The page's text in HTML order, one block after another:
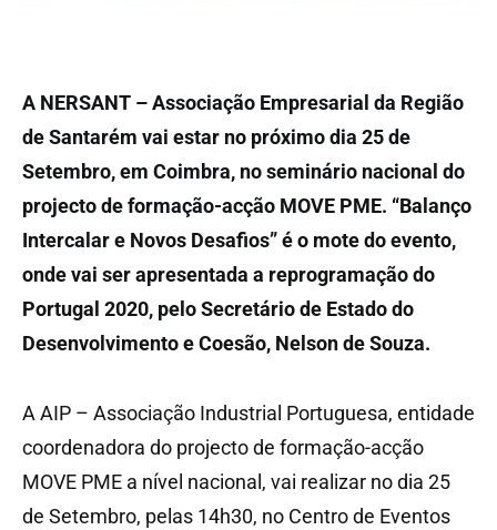
A NERSANT – Associação Empresarial da Região
de Santarém vai estar no próximo dia 25 de
Setembro, em Coimbra, no seminário nacional do
projecto de formação-acção MOVE PME. “Balanço
Intercalar e Novos Desafios” é o mote do evento,
onde vai ser apresentada a reprogramação do
Portugal 2020, pelo Secretário de Estado do
Desenvolvimento e Coesão, Nelson de Souza.
A AIP – Associação Industrial Portuguesa, entidade
coordenadora do projecto de formação-acção
MOVE PME a nível nacional, vai realizar no dia 25
de Setembro, pelas 14h30, no Centro de Eventos